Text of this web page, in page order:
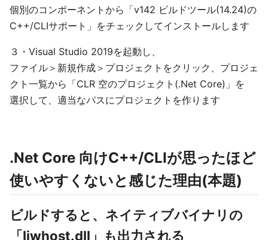
個別のコンポーネントから「v142 ビルドツール(14.24)の
C++/CLIサポート」をチェックしてインストールします
３・Visual Studio 2019を起動し、
ファイル＞新規作成＞プロジェクトをクリック、プロジェ
クト一覧から「CLR 空のプロジェクト(.Net Core)」を
選択して、適当なパスにプロジェクトを作ります
.Net Core 向けC++/CLIが思ったほど
使いやすくないと感じた理由(本題)
ビルドすると、ネイティブバイナリの
「Ijwhost.dll」も出力される